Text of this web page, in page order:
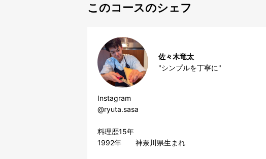
このコースのシェフ
佐々木竜太
"シンプルを丁寧に"
Instagram
@ryuta.sasa
料理歴15年
1992年　　神奈川県生まれ